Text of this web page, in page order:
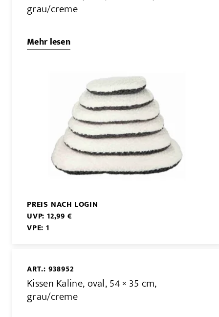
grau/creme
Mehr lesen
PREIS NACH LOGIN
UVP: 12,99 €
VPE: 1
ART.: 938952
Kissen Kaline, oval, 54 × 35 cm,
grau/creme